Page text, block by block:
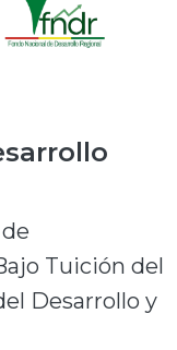
Tuición del
Desarrollo y